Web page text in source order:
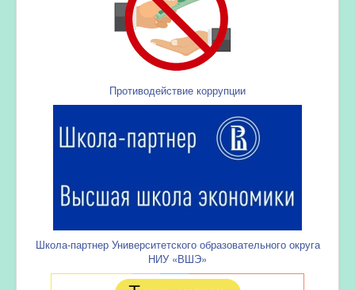
Противодействие коррупции
Школа-партнер Университетского образовательного округа
НИУ «ВШЭ»